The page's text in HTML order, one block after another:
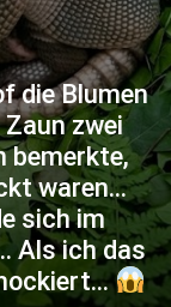
die Blumen
zwei
bemerkte,
waren…
sich im
Als ich das